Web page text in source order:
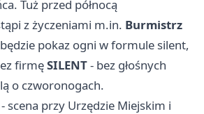
Tuż przed północą
z życzeniami m.in. Burmistrz
pokaz ogni w formule silent,
firmęSILENT- bez głośnych
o czworonogach.
scena przy Urzędzie Miejskim i